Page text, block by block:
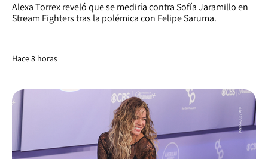
Alexa Torrex reveló que se mediría contra Sofía Jaramillo en
Stream Fighters tras la polémica con Felipe Saruma.
Hace 8 horas